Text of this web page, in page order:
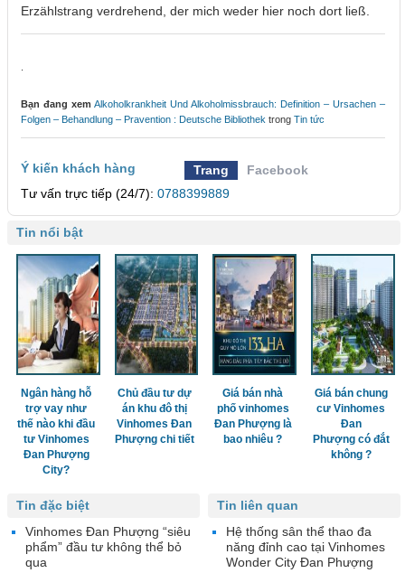
Erzählstrang verdrehend, der mich weder hier noch dort ließ.
Bạn đang xem Alkoholkrankheit Und Alkoholmissbrauch: Definition – Ursachen –
Folgen – Behandlung – Pravention : Deutsche Bibliothek trong Tin tức
Ý kiến khách hàng Trang
Facebook
Tư vấn trực tiếp (24/7): 0788399889
Tin nổi bật
Ngân hàng hỗ
trợ vay như
thế nào khi đầu
tư Vinhomes
Đan Phượng
City?
Chủ đầu tư dự
án khu đô thị
Vinhomes Đan
Phượng chi tiết
Giá bán nhà
phố vinhomes
Đan Phượng là
bao nhiêu ?
Giá bán chung
cư Vinhomes
Đan
Phượng có đắt
không ?
Tin liên quan
Hệ thống sân thể thao đa
năng đỉnh cao tại Vinhomes
Wonder City Đan Phượng
Tin đặc biệt
Vinhomes Đan Phượng “siêu
phẩm” đầu tư không thể bỏ
qua